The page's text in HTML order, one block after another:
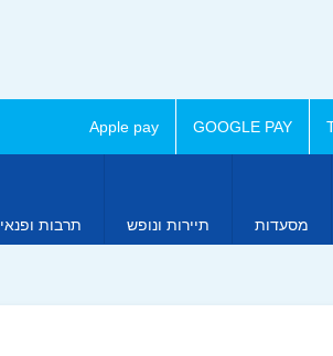
GOOGLE PAY
Apple pay
מסעדות תיירות ונופש תרבות ופנאי